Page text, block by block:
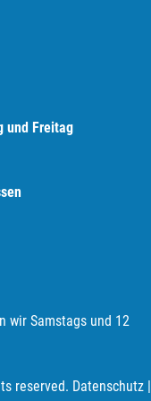
und Freitag
wir Samstags und 12
reserved. Datenschutz|